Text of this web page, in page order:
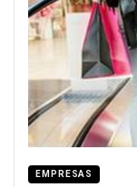
EMPRESAS